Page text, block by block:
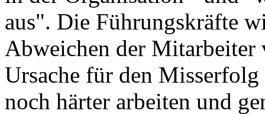
aus". Die Führungskräfte
Abweichen der
Ursache für den
noch härter arbeiten und